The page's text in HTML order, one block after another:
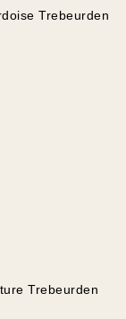
Trebeurden
Trebeurden